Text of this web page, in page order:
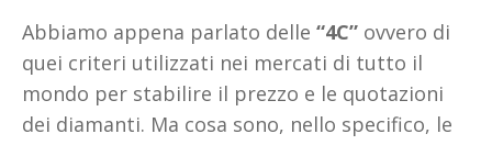
Abbiamo appena parlato delle “4C” ovvero di
quei criteri utilizzati nei mercati di tutto il
mondo per stabilire il prezzo e le quotazioni
dei diamanti. Ma cosa sono, nello specifico, le